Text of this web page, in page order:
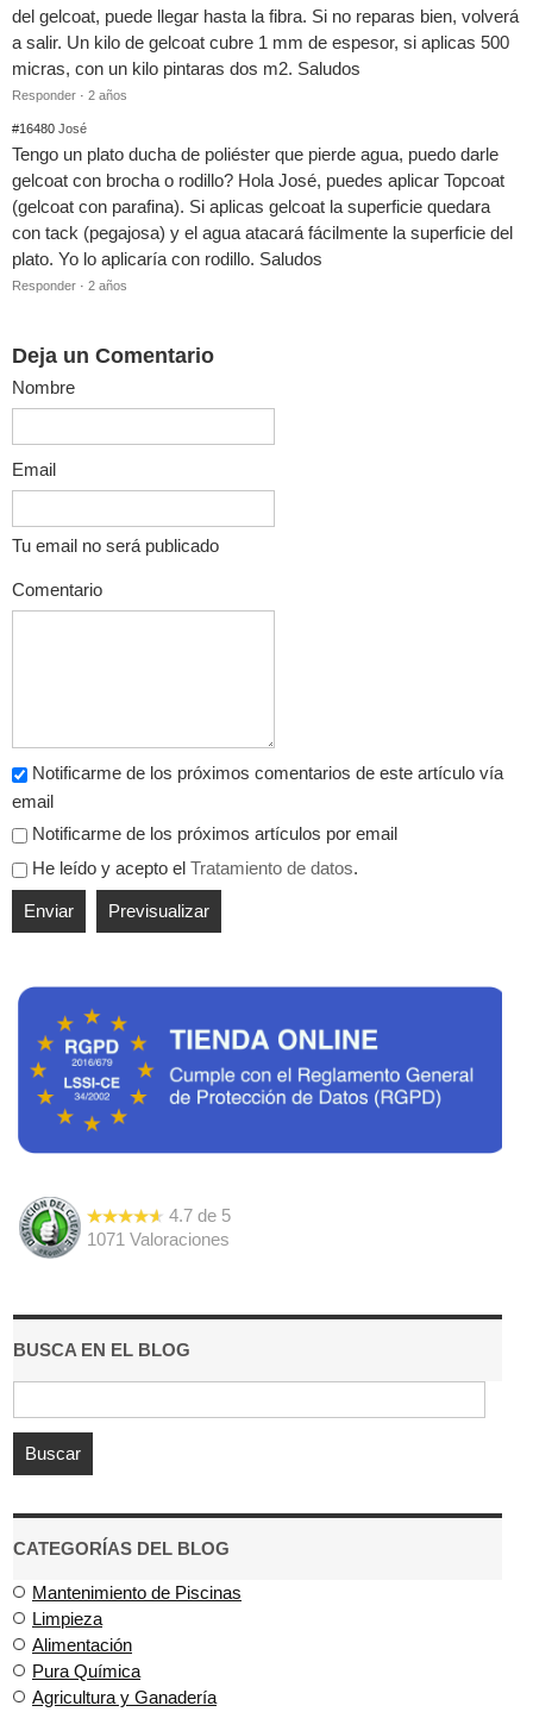
4.7 de 5
1071
Valoraciones
BUSCA EN EL BLOG
CATEGORÍAS DEL BLOG
Mantenimiento de Piscinas
Limpieza
Alimentación
Pura Química
Agricultura y Ganadería
del gelcoat, puede llegar hasta la fibra. Si no reparas bien, volverá
a salir. Un kilo de gelcoat cubre 1 mm de espesor, si aplicas 500
micras, con un kilo pintaras dos m2. Saludos
Responder · 2 años
#16480 José
Tengo un plato ducha de poliéster que pierde agua, puedo darle
gelcoat con brocha o rodillo? Hola José, puedes aplicar Topcoat
(gelcoat con parafina). Si aplicas gelcoat la superficie quedara
con tack (pegajosa) y el agua atacará fácilmente la superficie del
plato. Yo lo aplicaría con rodillo. Saludos
Responder · 2 años
Deja un Comentario
Nombre
Email
Tu email no será publicado
Comentario
Notificarme de los próximos comentarios de este artículo vía
email
Notificarme de los próximos artículos por email
He leído y acepto el Tratamiento de datos.